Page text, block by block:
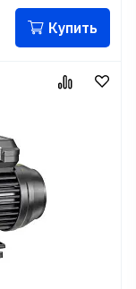
Купить